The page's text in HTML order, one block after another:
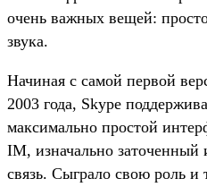
очень важных вещей:
звука.
Начиная с самой первой
2003 года, Skype
максимально простой
IM, изначально заточенный
связь. Сыграло свою роль и